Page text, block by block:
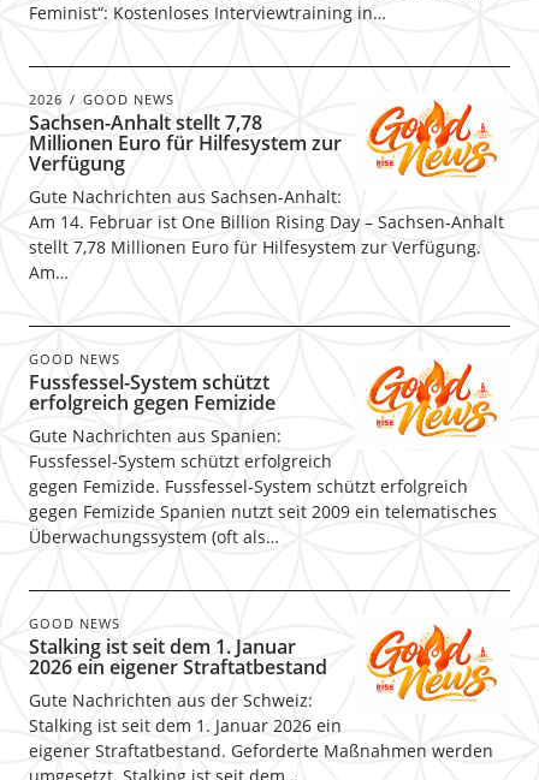
Feminist“: Kostenloses Interviewtraining in…
2026 GOOD NEWS
Sachsen-Anhalt stellt 7,78
Millionen Euro für Hilfesystem zur
Verfügung
Gute Nachrichten aus Sachsen-Anhalt:
Am 14. Februar ist One Billion Rising Day – Sachsen-Anhalt
stellt 7,78 Millionen Euro für Hilfesystem zur Verfügung.
Am…
GOOD NEWS
Fussfessel-System schützt
erfolgreich gegen Femizide
Gute Nachrichten aus Spanien:
Fussfessel-System schützt erfolgreich
gegen Femizide. Fussfessel-System schützt erfolgreich
gegen Femizide Spanien nutzt seit 2009 ein telematisches
Überwachungssystem (oft als…
GOOD NEWS
Stalking ist seit dem 1. Januar
2026 ein eigener Straftatbestand
Gute Nachrichten aus der Schweiz:
Stalking ist seit dem 1. Januar 2026 ein
eigener Straftatbestand. Geforderte Maßnahmen werden